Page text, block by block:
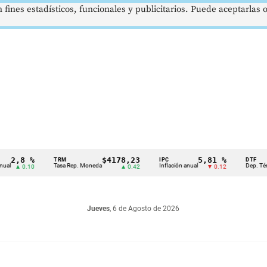
%
0.10 Tasa Rep. Moneda
$4178,23
▲ 0.42 Inflación anual
5,81 %
▼ 0.12 Dep. Término
Jueves, 6 de Agosto de 2026
estadísticos, funcionales y publicitarios. Puede aceptarlas